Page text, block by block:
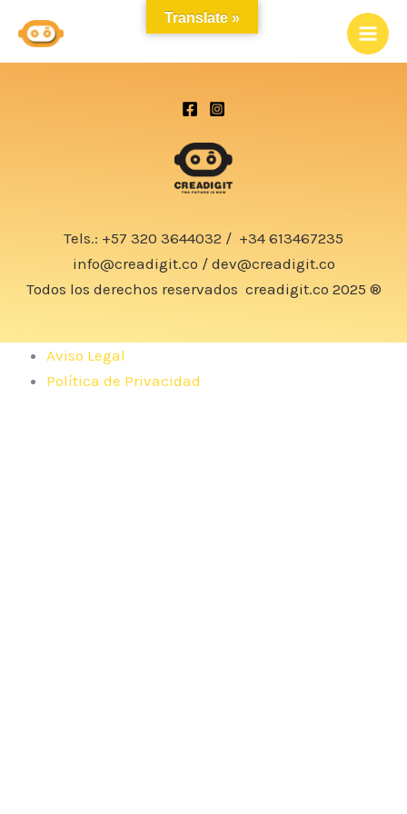
contenido
Tels.: +57 320 3644032 / +34 613467235
info@creadigit.co / dev@creadigit.co
Todos los derechos reservados creadigit.co 2025 ®
Translate »
Aviso Legal
Política de Privacidad